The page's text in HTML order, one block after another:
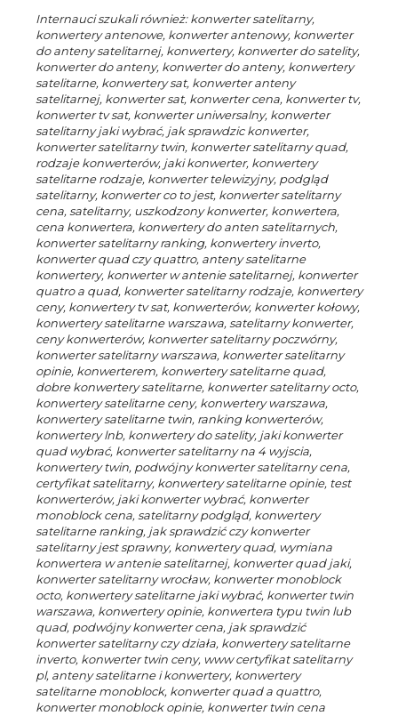
Internauci szukali również: konwerter satelitarny,
konwertery antenowe, konwerter antenowy, konwerter
do anteny satelitarnej, konwertery, konwerter do satelity,
konwerter do anteny, konwerter do anteny, konwertery
satelitarne, konwertery sat, konwerter anteny
satelitarnej, konwerter sat, konwerter cena, konwerter tv,
konwerter tv sat, konwerter uniwersalny, konwerter
satelitarny jaki wybrać, jak sprawdzic konwerter,
konwerter satelitarny twin, konwerter satelitarny quad,
rodzaje konwerterów, jaki konwerter, konwertery
satelitarne rodzaje, konwerter telewizyjny, podgląd
satelitarny, konwerter co to jest, konwerter satelitarny
cena, satelitarny, uszkodzony konwerter, konwertera,
cena konwertera, konwertery do anten satelitarnych,
konwerter satelitarny ranking, konwertery inverto,
konwerter quad czy quattro, anteny satelitarne
konwertery, konwerter w antenie satelitarnej, konwerter
quatro a quad, konwerter satelitarny rodzaje, konwertery
ceny, konwertery tv sat, konwerterów, konwerter kołowy,
konwertery satelitarne warszawa, satelitarny konwerter,
ceny konwerterów, konwerter satelitarny poczwórny,
konwerter satelitarny warszawa, konwerter satelitarny
opinie, konwerterem, konwertery satelitarne quad,
dobre konwertery satelitarne, konwerter satelitarny octo,
konwertery satelitarne ceny, konwertery warszawa,
konwertery satelitarne twin, ranking konwerterów,
konwertery lnb, konwertery do satelity, jaki konwerter
quad wybrać, konwerter satelitarny na 4 wyjscia,
konwertery twin, podwójny konwerter satelitarny cena,
certyfikat satelitarny, konwertery satelitarne opinie, test
konwerterów, jaki konwerter wybrać, konwerter
monoblock cena, satelitarny podgląd, konwertery
satelitarne ranking, jak sprawdzić czy konwerter
satelitarny jest sprawny, konwertery quad, wymiana
konwertera w antenie satelitarnej, konwerter quad jaki,
konwerter satelitarny wrocław, konwerter monoblock
octo, konwertery satelitarne jaki wybrać, konwerter twin
warszawa, konwertery opinie, konwertera typu twin lub
quad, podwójny konwerter cena, jak sprawdzić
konwerter satelitarny czy działa, konwertery satelitarne
inverto, konwerter twin ceny, www certyfikat satelitarny
pl, anteny satelitarne i konwertery, konwertery
satelitarne monoblock, konwerter quad a quattro,
konwerter monoblock opinie, konwerter twin cena